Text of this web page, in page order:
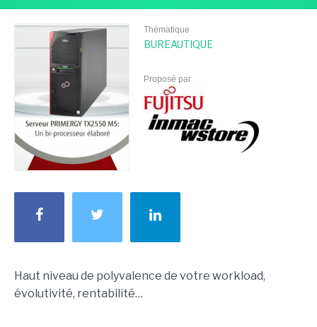
Thématique
BUREAUTIQUE
Proposé par
Haut niveau de polyvalence de votre workload,
évolutivité, rentabilité…